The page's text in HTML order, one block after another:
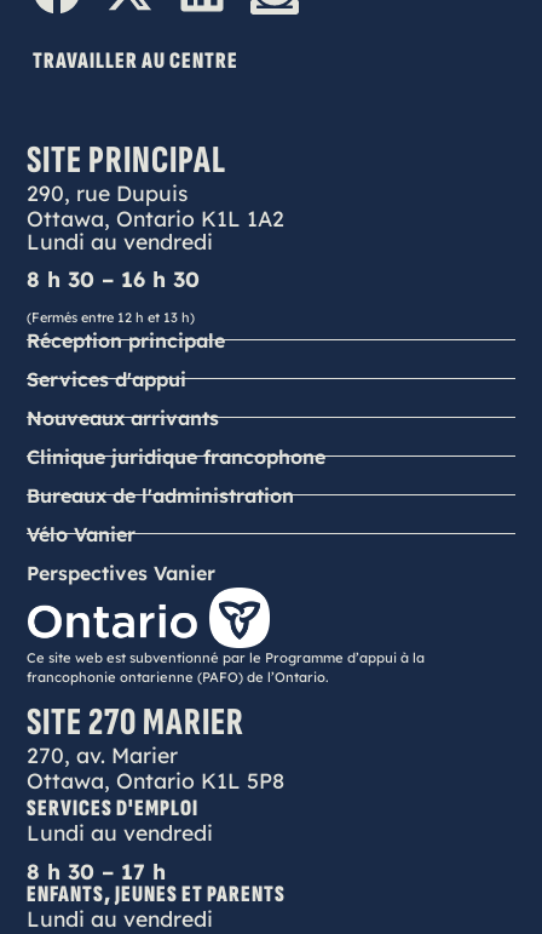
TRAVAILLER AU CENTRE
SITE PRINCIPAL
290, rue Dupuis
Ottawa, Ontario K1L 1A2
Lundi au vendredi
8 h 30 – 16 h 30
(Fermés entre 12 h et 13 h)
Réception principale
Services d'appui
Nouveaux arrivants
Clinique juridique francophone
Bureaux de l'administration
Vélo Vanier
Perspectives Vanier
Ce site web est subventionné par le Programme d’appui à la
francophonie ontarienne (PAFO) de l’Ontario.
SITE 270 MARIER
270, av. Marier
Ottawa, Ontario K1L 5P8
SERVICES D'EMPLOI
Lundi au vendredi
8 h 30 – 17 h
ENFANTS, JEUNES ET PARENTS
Lundi au vendredi